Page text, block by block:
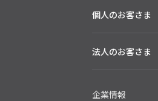
個人のお客さま
法人のお客さま
企業情報